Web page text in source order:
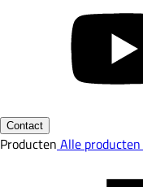
Contact
Producten Alle producten